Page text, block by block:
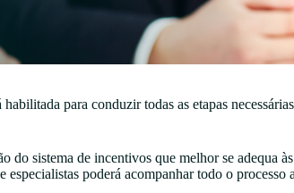
para conduzir todas as etapas
sistema de incentivos que melhor se adequa
poderá acompanhar todo o